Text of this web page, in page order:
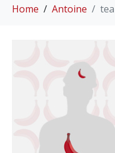
Home Antoine